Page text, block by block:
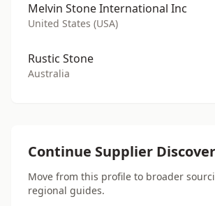
Melvin Stone International Inc
United States (USA)
Rustic Stone
Australia
Continue Supplier
Move from this profile to broader
regional guides.